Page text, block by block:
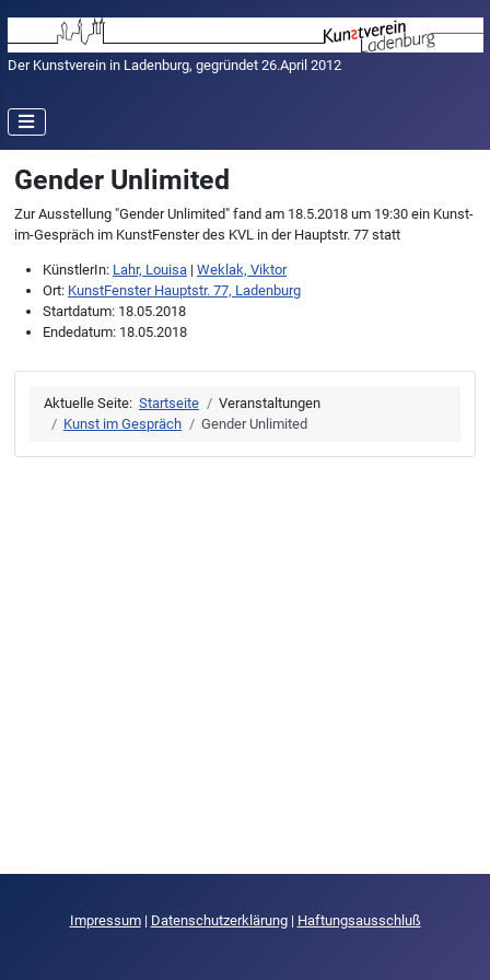
Der Kunstverein in Ladenburg, gegründet 26.April 2012
Gender Unlimited
Zur Ausstellung "Gender Unlimited" fand am 18.5.2018 um 19:30 ein Kunst-
im-Gespräch im KunstFenster des KVL in der Hauptstr. 77 statt
KünstlerIn: Lahr, Louisa | Weklak, Viktor
Ort: KunstFenster Hauptstr. 77, Ladenburg
Startdatum: 18.05.2018
Endedatum: 18.05.2018
Aktuelle Seite: Startseite
Veranstaltungen
Kunst im Gespräch
Gender Unlimited
Impressum| Datenschutzerklärung| Haftungsausschluß